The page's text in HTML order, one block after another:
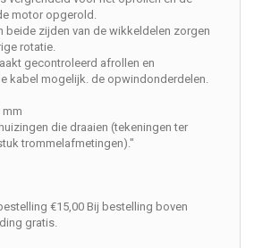
motor opgerold.
beide zijden van de wikkeldelen zorgen
rotatie.
gecontroleerd afrollen en
kabel mogelijk. de opwindonderdelen.
die draaien (tekeningen ter
trommelafmetingen)."
€15,00 Bij bestelling boven
gratis.